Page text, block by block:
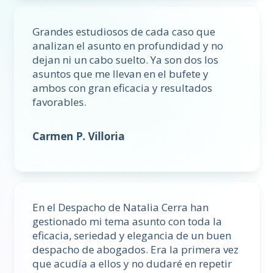
Grandes estudiosos de cada caso que
analizan el asunto en profundidad y no
dejan ni un cabo suelto. Ya son dos los
asuntos que me llevan en el bufete y
ambos con gran eficacia y resultados
favorables.
Carmen P. Villoria
En el Despacho de Natalia Cerra han
gestionado mi tema asunto con toda la
eficacia, seriedad y elegancia de un buen
despacho de abogados. Era la primera vez
que acudía a ellos y no dudaré en repetir